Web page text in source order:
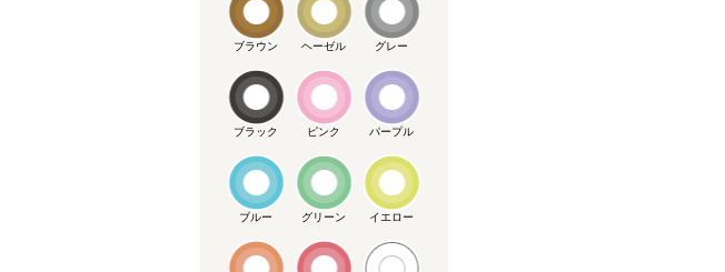
ブラウン ヘーゼル グレー
ブラック ピンク パープル
ブルー グリーン イエロー